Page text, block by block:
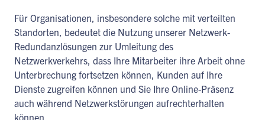
Für Organisationen, insbesondere solche mit verteilten
Standorten, bedeutet die Nutzung unserer Netzwerk-
Redundanzlösungen zur Umleitung des
Netzwerkverkehrs, dass Ihre Mitarbeiter ihre Arbeit ohne
Unterbrechung fortsetzen können, Kunden auf Ihre
Dienste zugreifen können und Sie Ihre Online-Präsenz
auch während Netzwerkstörungen aufrechterhalten
können.